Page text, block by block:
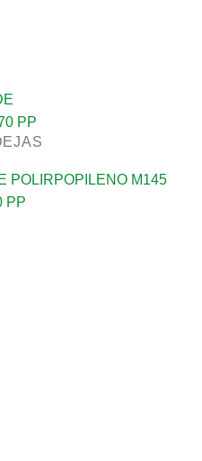
POLIRPOPILENO M145
PP